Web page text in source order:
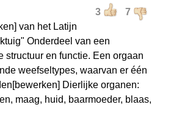
3 7
van het Latijn
Onderdeel van een
structuur en functie. Een orgaan
weefseltypes, waarvan er één
Dierlijke organen:
maag, huid, baarmoeder, blaas,